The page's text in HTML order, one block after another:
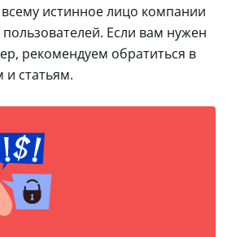
истинное лицо компании
Если вам нужен
рекомендуем обратиться в
статьям.